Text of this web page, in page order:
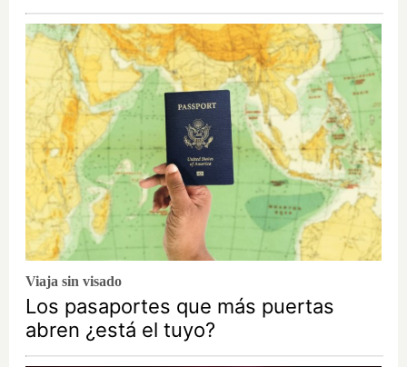
Viaja sin visado
Los pasaportes que más puertas
abren ¿está el tuyo?